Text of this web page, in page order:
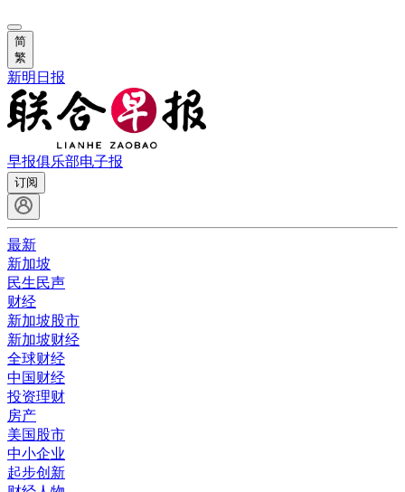
简
繁
新明日报
早报俱乐部电子报
订阅
最新
新加坡
民生民声
财经
新加坡股市
新加坡财经
全球财经
中国财经
投资理财
房产
美国股市
中小企业
起步创新